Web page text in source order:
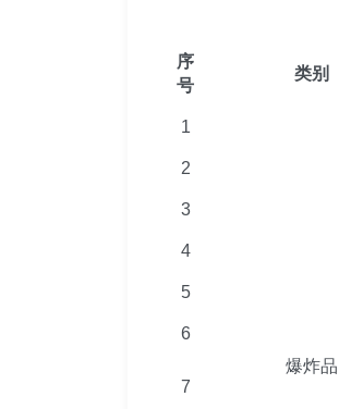
序
号
类别
1
爆炸品
2
3
4
5
6
7